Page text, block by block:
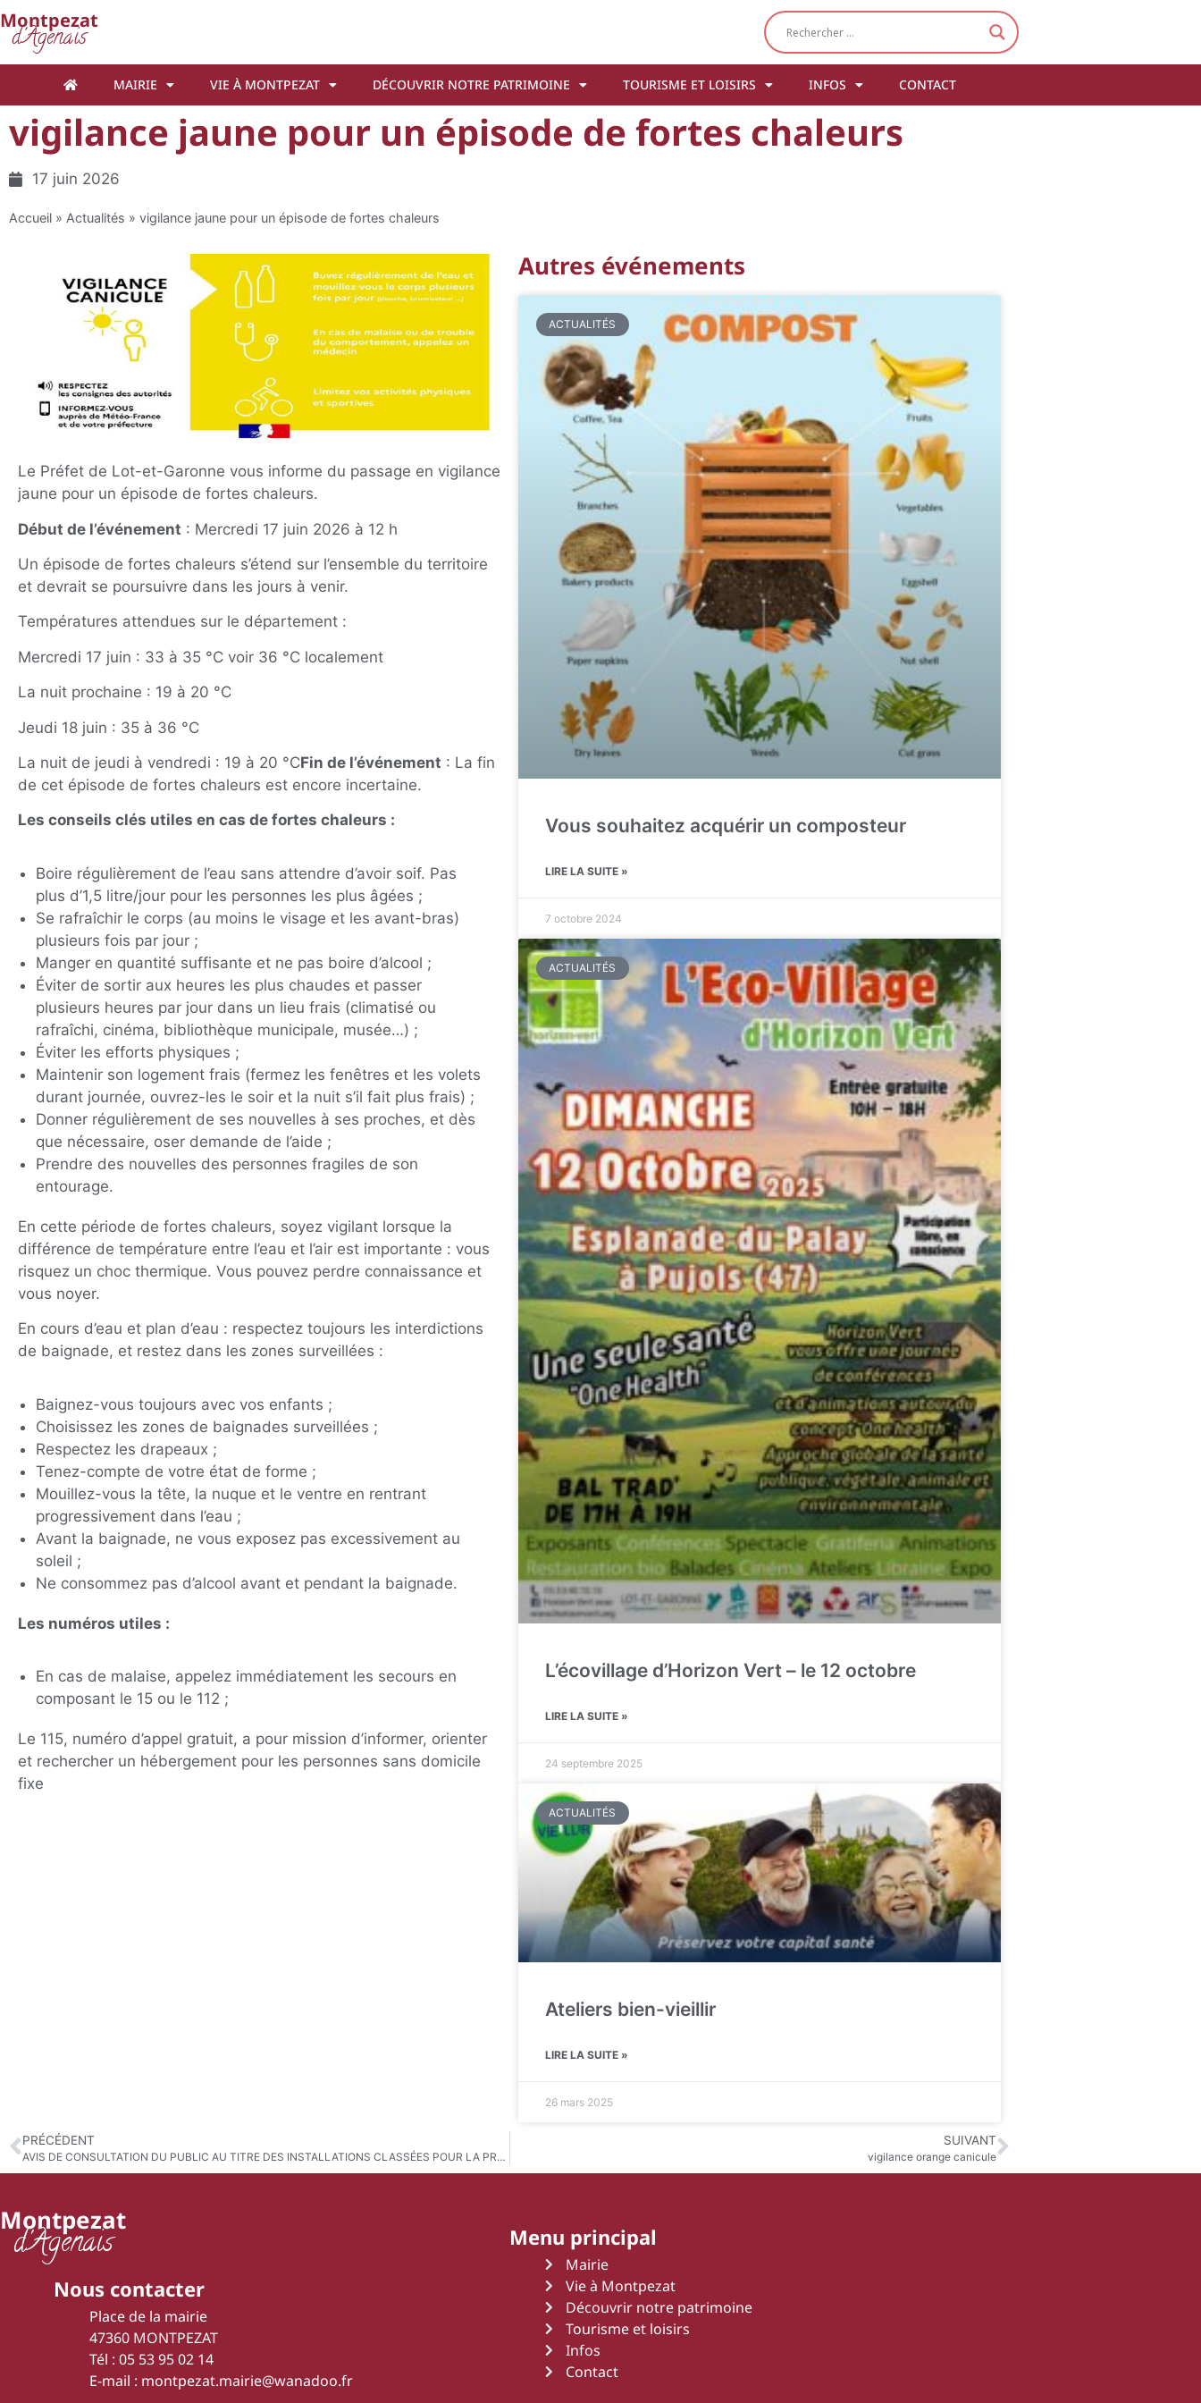
Montpezat
d'Agenais
MAIRIE VIE À MONTPEZAT DÉCOUVRIR NOTRE PATRIMOINE TOURISME ET LOISIRS INFOS CONTACT
vigilance jaune pour un épisode de fortes chaleurs
17 juin 2026
Accueil » Actualités » vigilance jaune pour un épisode de fortes chaleurs
Le Préfet de Lot-et-Garonne vous informe du passage en vigilance
jaune pour un épisode de fortes chaleurs.
Début de l’événement : Mercredi 17 juin 2026 à 12 h
Un épisode de fortes chaleurs s’étend sur l’ensemble du territoire
et devrait se poursuivre dans les jours à venir.
Températures attendues sur le département :
Mercredi 17 juin : 33 à 35 °C voir 36 °C localement
La nuit prochaine : 19 à 20 °C
Jeudi 18 juin : 35 à 36 °C
La nuit de jeudi à vendredi : 19 à 20 °CFin de l’événement : La fin
de cet épisode de fortes chaleurs est encore incertaine.
Les conseils clés utiles en cas de fortes chaleurs :
Boire régulièrement de l’eau sans attendre d’avoir soif. Pas
plus d’1,5 litre/jour pour les personnes les plus âgées ;
Se rafraîchir le corps (au moins le visage et les avant-bras)
plusieurs fois par jour ;
Manger en quantité suffisante et ne pas boire d’alcool ;
Éviter de sortir aux heures les plus chaudes et passer
plusieurs heures par jour dans un lieu frais (climatisé ou
rafraîchi, cinéma, bibliothèque municipale, musée…) ;
Éviter les efforts physiques ;
Maintenir son logement frais (fermez les fenêtres et les volets
durant journée, ouvrez-les le soir et la nuit s’il fait plus frais) ;
Donner régulièrement de ses nouvelles à ses proches, et dès
que nécessaire, oser demande de l’aide ;
Prendre des nouvelles des personnes fragiles de son
entourage.
En cette période de fortes chaleurs, soyez vigilant lorsque la
différence de température entre l’eau et l’air est importante : vous
risquez un choc thermique. Vous pouvez perdre connaissance et
vous noyer.
En cours d’eau et plan d’eau : respectez toujours les interdictions
de baignade, et restez dans les zones surveillées :
Baignez-vous toujours avec vos enfants ;
Choisissez les zones de baignades surveillées ;
Respectez les drapeaux ;
Tenez-compte de votre état de forme ;
Mouillez-vous la tête, la nuque et le ventre en rentrant
progressivement dans l’eau ;
Avant la baignade, ne vous exposez pas excessivement au
soleil ;
Ne consommez pas d’alcool avant et pendant la baignade.
Les numéros utiles :
En cas de malaise, appelez immédiatement les secours en
composant le 15 ou le 112 ;
Le 115, numéro d’appel gratuit, a pour mission d’informer, orienter
et rechercher un hébergement pour les personnes sans domicile
fixe
Autres événements
ACTUALITÉS
Vous souhaitez acquérir un composteur
LIRE LA SUITE »
7 octobre 2024
ACTUALITÉS
L’écovillage d’Horizon Vert – le 12 octobre
LIRE LA SUITE »
24 septembre 2025
ACTUALITÉS
Ateliers bien-vieillir
LIRE LA SUITE »
26 mars 2025
PRÉCÉDENT
AVIS DE CONSULTATION DU PUBLIC AU TITRE DES INSTALLATIONS CLASSÉES POUR LA PROTECTION DE L’ENVIRONNEMENT
SUIVANT
vigilance orange canicule
Montpezat
d'Agenais
Nous contacter
Place de la mairie
47360 MONTPEZAT
Tél : 05 53 95 02 14
E-mail : montpezat.mairie@wanadoo.fr
Menu principal
Mairie
Vie à Montpezat
Découvrir notre patrimoine
Tourisme et loisirs
Infos
Contact
Cookies management panel